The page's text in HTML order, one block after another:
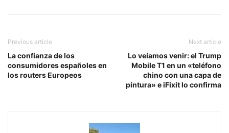
Previous article
La confianza de los
consumidores españoles en
los routers Europeos
Next article
Lo veíamos venir: el Trump
Mobile T1 en un «teléfono
chino con una capa de
pintura» e iFixit lo confirma